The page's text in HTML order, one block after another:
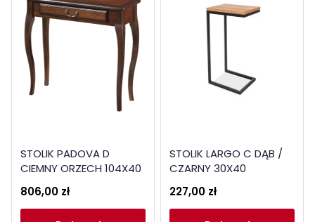
STOLIK PADOVA D
CIEMNY ORZECH 104X40
806,00 zł
STOLIK LARGO C DĄB /
CZARNY 30X40
227,00 zł